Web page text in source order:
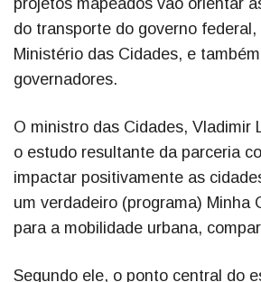
projetos mapeados vão orientar
do transporte do governo federal,
Ministério das Cidades, e
governadores.
O ministro das Cidades, Vladimir
o estudo resultante da parceria
impactar positivamente as
um verdadeiro (programa) Minha
para a mobilidade urbana,
Segundo ele, o ponto central do